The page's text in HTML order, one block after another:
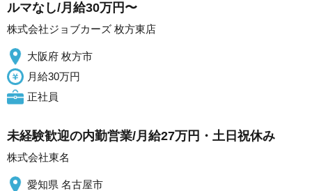
ルマなし/月給30万円〜
株式会社ジョブカーズ 枚方東店
大阪府 枚方市
月給30万円
正社員
未経験歓迎の内勤営業/月給27万円・土日祝休み
株式会社東名
愛知県 名古屋市